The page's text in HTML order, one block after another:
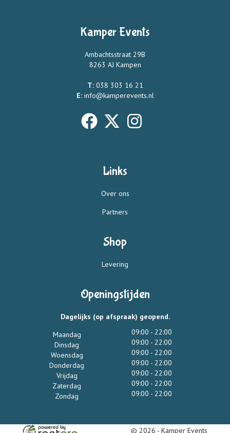
Kamper Events
Ambachtsstraat 29B
8263 AJ Kampen
T: 038 303 16 21
E: info@kamperevents.nl
Links
Over ons
Partners
Shop
Levering
Openingstijden
Dagelijks (op afspraak) geopend.
Maandag
Dinsdag
Woensdag
Donderdag
Vrijdag
Zaterdag
Zondag
09:00 - 22:00
09:00 - 22:00
09:00 - 22:00
09:00 - 22:00
09:00 - 22:00
09:00 - 22:00
09:00 - 22:00
© 2026 - Kamper Events